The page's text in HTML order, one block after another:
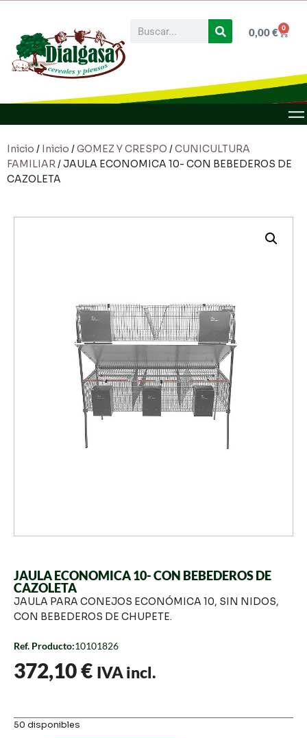
0,00€ 0
Inicio / Inicio /GOMEZ Y CRESPO /CUNICULTURA
FAMILIAR/ JAULA ECONOMICA 10- CON BEBEDEROS DE
CAZOLETA
JAULA ECONOMICA 10- CON BEBEDEROS DE
CAZOLETA
JAULA PARA CONEJOS ECONÓMICA 10, SIN NIDOS,
CON BEBEDEROS DE CHUPETE.
Ref. Producto:10101826
372,10€ IVA incl.
50 disponibles